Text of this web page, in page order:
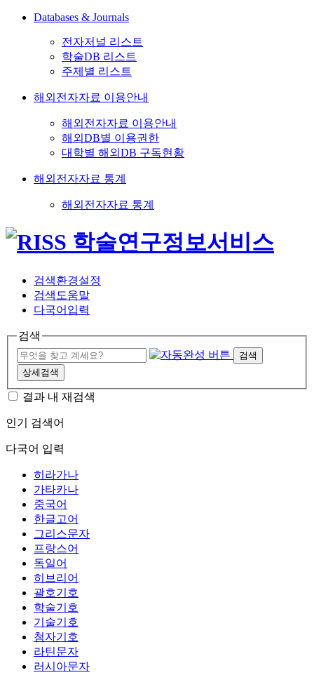
Databases & Journals
전자저널 리스트
학술DB 리스트
주제별 리스트
해외전자자료 이용안내
해외전자자료 이용안내
해외DB별 이용권한
대학별 해외DB 구독현황
해외전자자료 통계
해외전자자료 통계
검색환경설정
검색도움말
다국어입력
검색
검색
상세검색
결과 내 재검색
인기 검색어
다국어 입력
히라가나
가타카나
중국어
한글고어
그리스문자
프랑스어
독일어
히브리어
괄호기호
학술기호
기술기호
첨자기호
라틴문자
러시아문자